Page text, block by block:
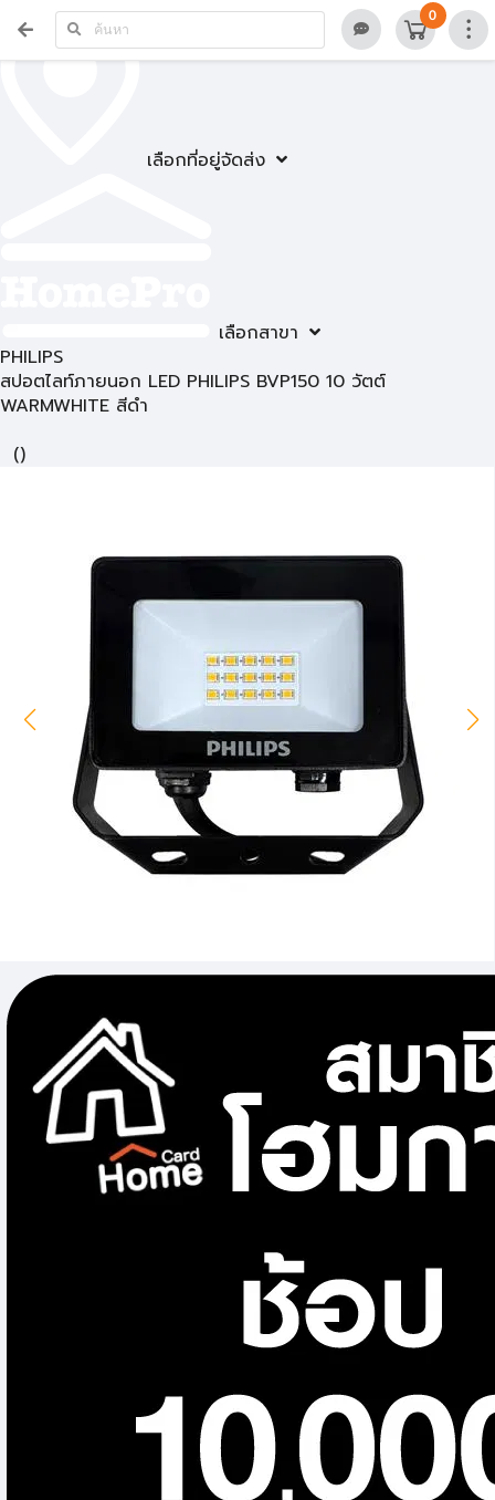
เลือกที่อยู่จัดส่ง
เลือกสาขา
0
PHILIPS
สปอตไลท์ภายนอก LED PHILIPS BVP150 10 วัตต์
WARMWHITE สีดำ
()